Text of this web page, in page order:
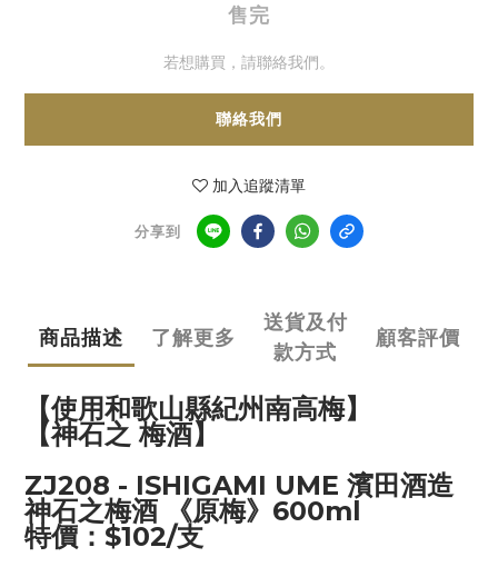
售完
若想購買，請聯絡我們。
聯絡我們
加入追蹤清單
分享到
商品描述 了解更多
送貨及付
款方式
顧客評價
【使用和歌山縣紀州南高梅】
【神石之 梅酒】
ZJ208 - ISHIGAMI UME 濱田酒造
神石之梅酒 《原梅》 600ml
特價： $102/支